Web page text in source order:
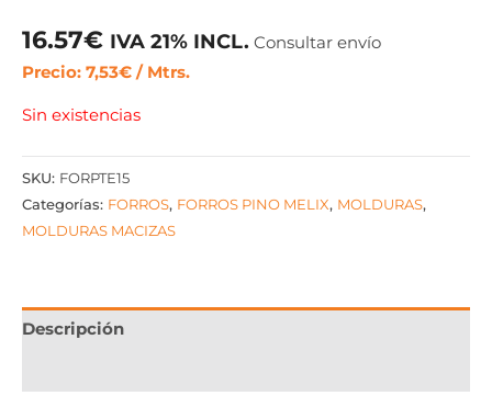
16.57€ IVA 21% INCL. Consultar envío
Precio: 7,53€ / Mtrs.
Sin existencias
SKU: FORPTE15
Categorías: FORROS, FORROS PINO MELIX, MOLDURAS,
MOLDURAS MACIZAS
Descripción